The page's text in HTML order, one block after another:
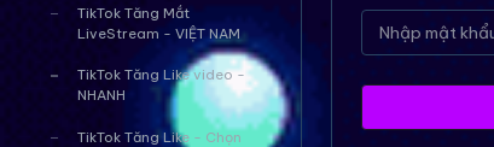
TikTok Tăng Mắt
LiveStream - VIỆT NAM
TikTok Tăng Like video -
NHANH
TikTok Tăng Like - Chọn